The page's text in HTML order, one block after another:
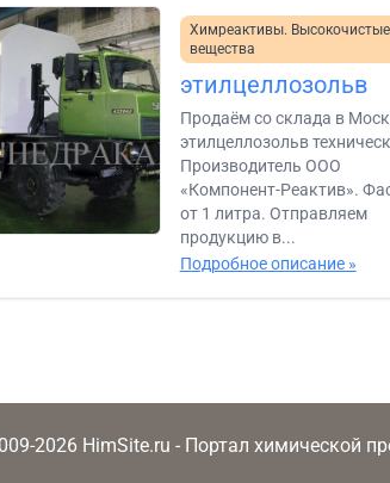
Химреактивы. Высокочистые
вещества
этилцеллозольв
Продаём со склада в
этилцеллозольв
Производитель ООО
«Компонент-Реактив».
от 1 литра. Отправляем
продукцию в...
Подробное описание »
2026 HimSite.ru - Портал химической